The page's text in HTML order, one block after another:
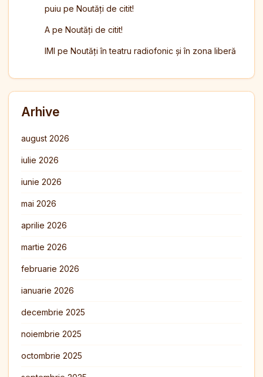
puiu pe Noutăți de citit!
A pe Noutăți de citit!
IMI pe Noutăți în teatru radiofonic și în zona liberă
Arhive
august 2026
iulie 2026
iunie 2026
mai 2026
aprilie 2026
martie 2026
februarie 2026
ianuarie 2026
decembrie 2025
noiembrie 2025
octombrie 2025